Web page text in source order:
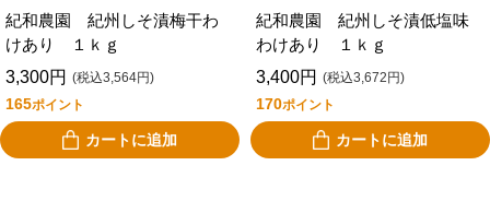
紀和農園 紀州しそ漬梅干わ
けあり １ｋｇ
3,300円 (税込3,564円)
165ポイント
カートに追加
紀和農園 紀州しそ漬低塩味
わけあり １ｋｇ
3,400円 (税込3,672円)
170ポイント
カートに追加